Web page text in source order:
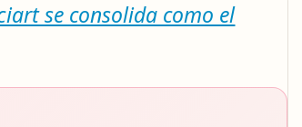
se consolida como el